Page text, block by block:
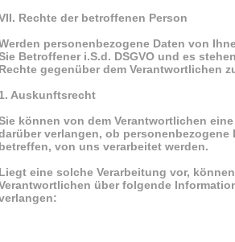
Rechte der betroffenen Person
personenbezogene Daten von
Betroffener i.S.d. DSGVO und es
gegenüber dem Verantwortlichen
Auskunftsrecht
können von dem Verantwortlichen
verlangen, ob personenbezogene
von uns verarbeitet werden.
eine solche Verarbeitung vor,
über folgende